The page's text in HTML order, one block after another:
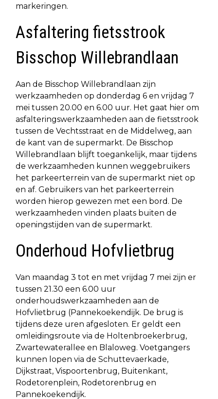
markeringen.
Asfaltering fietsstrook
Bisschop Willebrandlaan
Aan de Bisschop Willebrandlaan zijn
werkzaamheden op donderdag 6 en vrijdag 7
mei tussen 20.00 en 6.00 uur. Het gaat hier om
asfalteringswerkzaamheden aan de fietsstrook
tussen de Vechtsstraat en de Middelweg, aan
de kant van de supermarkt. De Bisschop
Willebrandlaan blijft toegankelijk, maar tijdens
de werkzaamheden kunnen weggebruikers
het parkeerterrein van de supermarkt niet op
en af. Gebruikers van het parkeerterrein
worden hierop gewezen met een bord. De
werkzaamheden vinden plaats buiten de
openingstijden van de supermarkt.
Onderhoud Hofvlietbrug
Van maandag 3 tot en met vrijdag 7 mei zijn er
tussen 21.30 een 6.00 uur
onderhoudswerkzaamheden aan de
Hofvlietbrug (Pannekoekendijk. De brug is
tijdens deze uren afgesloten. Er geldt een
omleidingsroute via de Holtenbroekerbrug,
Zwartewaterallee en Blaloweg. Voetgangers
kunnen lopen via de Schuttevaerkade,
Dijkstraat, Vispoortenbrug, Buitenkant,
Rodetorenplein, Rodetorenbrug en
Pannekoekendijk.